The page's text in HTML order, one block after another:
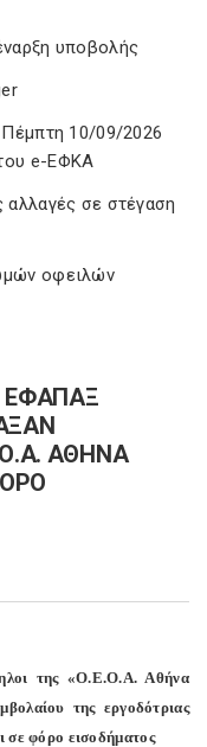
υποβολής
10/09/2026
e-ΕΦΚΑ
αλλαγές σε στέγαση
οφειλών
ΕΦΑΠΑΞ
ΑΘΗΝΑ
της «Ο.Ε.Ο.Α. Αθήνα
της εργοδότριας
σε φόρο εισοδήματος